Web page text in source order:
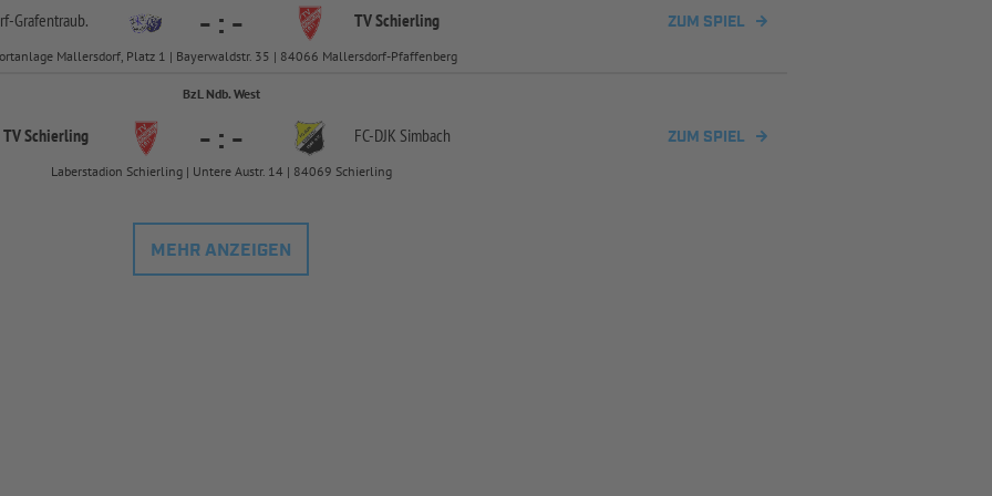
Grafentraub. - : - TV Schierling ZUM SPIEL
Mallersdorf, Platz 1 | Bayerwaldstr. 35 | 84066 Mallersdorf-Pfaffenberg
BzL Ndb. West
TV Schierling - : - FC-DJK Simbach ZUM SPIEL
Laberstadion Schierling | Untere Austr. 14 | 84069 Schierling
MEHR ANZEIGEN